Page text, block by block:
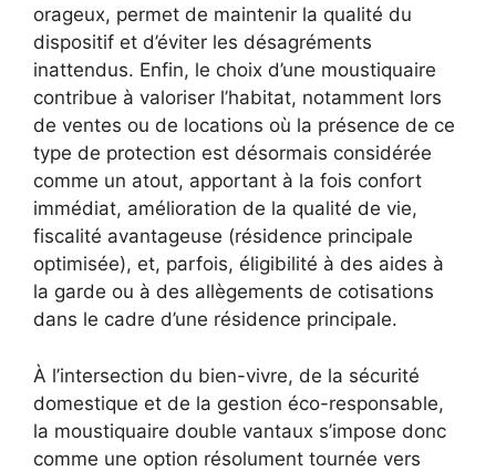
orageux, permet de maintenir la qualité du
dispositif et d’éviter les désagréments
inattendus. Enfin, le choix d’une moustiquaire
contribue à valoriser l’habitat, notamment lors
de ventes ou de locations où la présence de ce
type de protection est désormais considérée
comme un atout, apportant à la fois confort
immédiat, amélioration de la qualité de vie,
fiscalité avantageuse (résidence principale
optimisée), et, parfois, éligibilité à des aides à
la garde ou à des allègements de cotisations
dans le cadre d’une résidence principale.
À l’intersection du bien-vivre, de la sécurité
domestique et de la gestion éco-responsable,
la moustiquaire double vantaux s’impose donc
comme une option résolument tournée vers